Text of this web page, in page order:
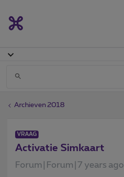
Archieven 2018
VRAAG
Activatie Simkaart
Forum|Forum|7 years ago